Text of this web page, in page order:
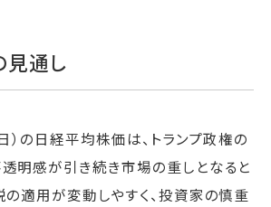
通し
）の日経平均株価は、トランプ政権の
明感が引き続き市場の重しとなると
の適用が変動しやすく、投資家の慎重